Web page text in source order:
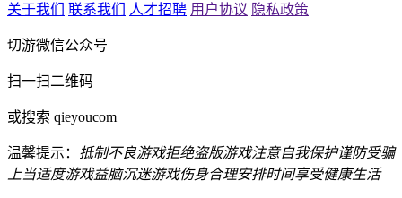
关于我们 联系我们 人才招聘 用户协议 隐私政策
切游微信公众号
扫一扫二维码
或搜索 qieyoucom
温馨提示： 抵制不良游戏拒绝盗版游戏注意自我保护谨防受骗
上当适度游戏益脑沉迷游戏伤身合理安排时间享受健康生活